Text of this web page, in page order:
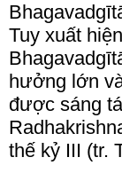
Tuy xuất
hưởng lớn
được sáng
thế kỷ III (tr.